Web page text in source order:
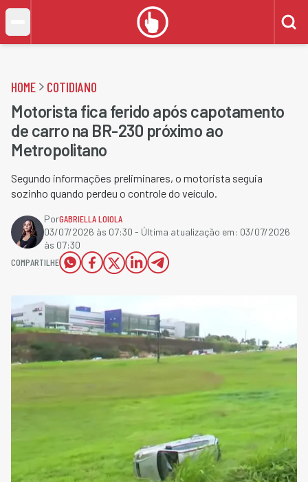
HOME COTIDIANO
Motorista fica ferido após capotamento
de carro na BR-230 próximo ao
Metropolitano
Segundo informações preliminares, o motorista seguia
sozinho quando perdeu o controle do veículo.
PorGABRIELLA LOIOLA
03/07/2026 às 07:30 - Última atualização em: 03/07/2026
às 07:30
COMPARTILHE